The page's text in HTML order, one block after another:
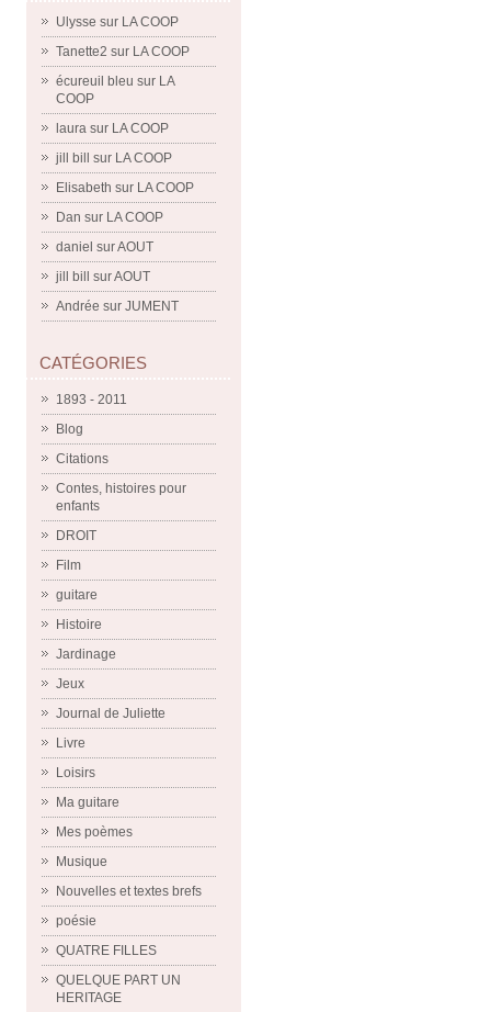
Ulysse sur LA COOP
Tanette2 sur LA COOP
écureuil bleu sur LA
COOP
laura sur LA COOP
jill bill
sur LA COOP
Elisabeth sur LA COOP
Dan sur LA COOP
daniel surAOUT
jill bill
surAOUT
Andrée sur JUMENT
CATÉGORIES
1893 - 2011
Blog
Citations
Contes, histoires pour
enfants
DROIT
Film
guitare
Histoire
Jardinage
Jeux
Journal de Juliette
Livre
Loisirs
Ma guitare
Mes poèmes
Musique
Nouvelles et textes brefs
poésie
QUATRE FILLES
QUELQUE PART UN
HERITAGE